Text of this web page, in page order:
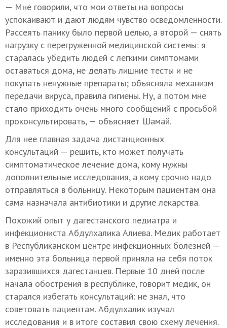
— Мне говорили, что мои ответы на вопросы
успокаивают и дают людям чувство осведомленности.
Рассеять панику было первой целью, а второй — снять
нагрузку с перегруженной медицинской системы: я
старалась убедить людей с легкими симптомами
оставаться дома, не делать лишние тесты и не
покупать ненужные препараты; объясняла механизм
передачи вируса, правила гигиены. Ну, а потом мне
стало приходить очень много сообщений с просьбой
проконсультировать, — объясняет Шамай.
Для нее главная задача дистанционных
консультаций — решить, кто может получать
симптоматическое лечение дома, кому нужны
дополнительные исследования, а кому срочно надо
отправляться в больницу. Некоторым пациентам она
сама назначала антибиотики и другие лекарства.
Похожий опыт у дагестанского педиатра и
инфекциониста Абдулхалика Алиева. Медик работает
в Республиканском центре инфекционных болезней —
именно эта больница первой приняла на себя поток
заразившихся дагестанцев. Первые 10 дней после
начала обострения в республике, говорит медик, он
старался избегать консультаций: не знал, что
советовать пациентам. Абдулхалик изучал
исследования и в итоге составил свою схему лечения.